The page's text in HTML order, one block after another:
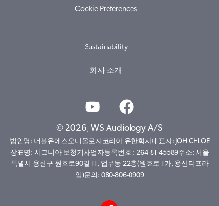
Cookie Preferences
Sustainability
회사 소개
© 2026, WS Audiology A/S
법인명: 더블유에스오디올로지코리아 유한회사대표자: JOH CHLOE
상표명: 시그니아 보청기사업자등록번호 : 264-81-45589주소: 서울
특별시 용산구 원효로90길 11, 업무동 22층(원효로 1가, 용산더프라
임)문의: 080-806-0909